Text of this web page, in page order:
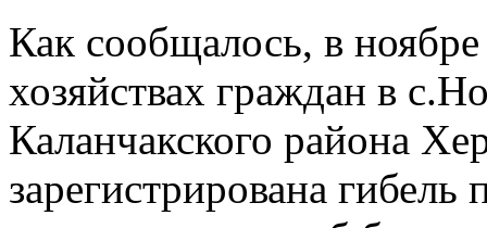
Как сообщалось, в
хозяйствах граждан в
Каланчакского района
зарегистрирована